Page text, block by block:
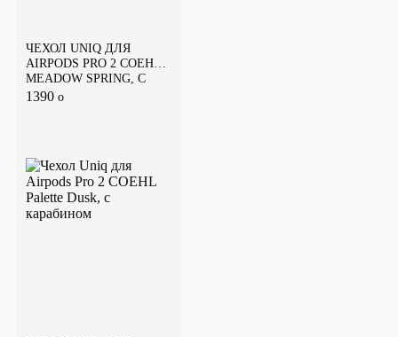
ЧЕХОЛ UNIQ ДЛЯ
AIRPODS PRO 2 COEHL
MEADOW SPRING, С
КАРАБИНОМ
1390 o